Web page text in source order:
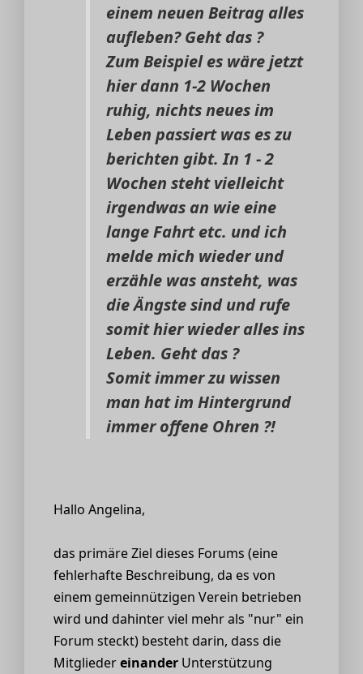
einem neuen Beitrag alles
aufleben? Geht das ?
Zum Beispiel es wäre jetzt
hier dann 1-2 Wochen
ruhig, nichts neues im
Leben passiert was es zu
berichten gibt. In 1 - 2
Wochen steht vielleicht
irgendwas an wie eine
lange Fahrt etc. und ich
melde mich wieder und
erzähle was ansteht, was
die Ängste sind und rufe
somit hier wieder alles ins
Leben. Geht das ?
Somit immer zu wissen
man hat im Hintergrund
immer offene Ohren ?!
Hallo Angelina,
das primäre Ziel dieses Forums (eine
fehlerhafte Beschreibung, da es von
einem gemeinnützigen Verein betrieben
wird und dahinter viel mehr als "nur" ein
Forum steckt) besteht darin, dass die
Mitgliedereinander Unterstützung